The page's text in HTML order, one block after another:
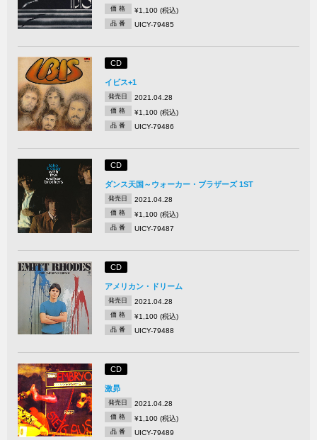
価 格 ¥1,100 (税込)
品 番 UICY-79485
CD
イビス+1
発売日 2021.04.28
価 格 ¥1,100 (税込)
品 番 UICY-79486
CD
ダンス天国～ウォーカー・ブラザーズ 1ST
発売日 2021.04.28
価 格 ¥1,100 (税込)
品 番 UICY-79487
CD
アメリカン・ドリーム
発売日 2021.04.28
価 格 ¥1,100 (税込)
品 番 UICY-79488
CD
激昴
発売日 2021.04.28
価 格 ¥1,100 (税込)
品 番 UICY-79489